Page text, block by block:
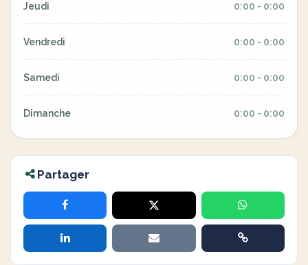
Jeudi 0:00 - 0:00
Vendredi 0:00 - 0:00
Samedi 0:00 - 0:00
Dimanche 0:00 - 0:00
Partager